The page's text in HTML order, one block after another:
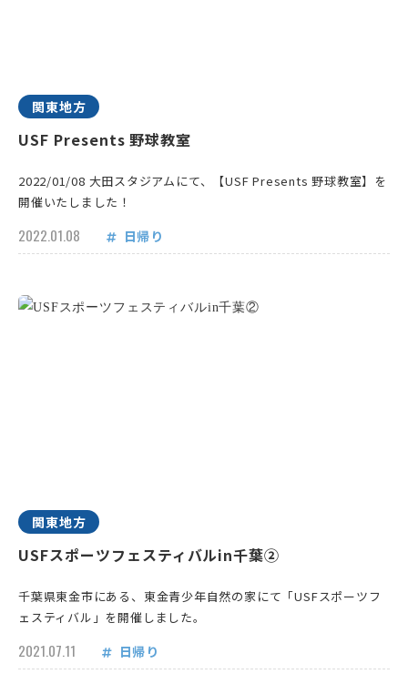
関東地方
USF Presents 野球教室
2022/01/08 大田スタジアムにて、【USF Presents 野球教室】を
開催いたしました！
2022.01.08 日帰り
関東地方
USFスポーツフェスティバルin千葉②
千葉県東金市にある、東金青少年自然の家にて「USFスポーツフ
ェスティバル」を開催しました。
2021.07.11 日帰り